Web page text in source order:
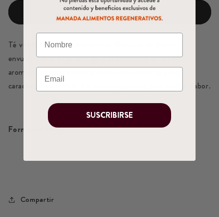
Comprar ahora
Té verde Sencha y arándanos. El toque de berries
envuelve esta hoja amarga y la convierte en un té
aromático y suavemente dulce, sin perder el sabor
característico de té. Leve astringencia y envolvente sabor.
Formato: 50 gr
Compartir
SUSCRIBIRSE